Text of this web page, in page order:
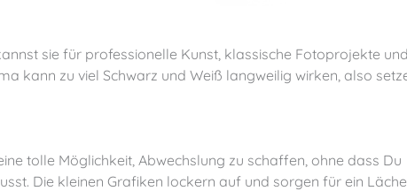
sie für professionelle Kunst, klassische Fotoprojekte
kann zu viel Schwarz und Weiß langweilig wirken, also
Die kleinen Grafiken lockern auf und sorgen für ein